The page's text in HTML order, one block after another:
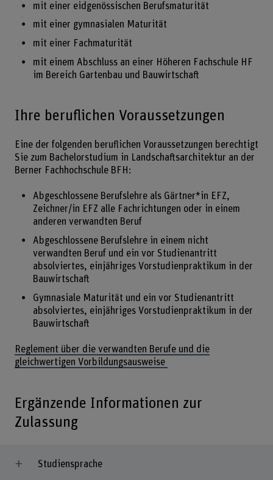
mit einer eidgenössischen Berufsmaturität
mit einer gymnasialen Maturität
mit einer Fachmaturität
mit einem Abschluss an einer Höheren Fachschule HF
im Bereich Gartenbau und Bauwirtschaft
Ihre beruflichen Voraussetzungen
Eine der folgenden beruflichen Voraussetzungen berechtigt
Sie zum Bachelorstudium in Landschaftsarchitektur an der
Berner Fachhochschule BFH:
Abgeschlossene Berufslehre als Gärtner*in EFZ,
Zeichner/in EFZ alle Fachrichtungen oder in einem
anderen verwandten Beruf
Abgeschlossene Berufslehre in einem nicht
verwandten Beruf und ein vor Studienantritt
absolviertes, einjähriges Vorstudienpraktikum in der
Bauwirtschaft
Gymnasiale Maturität und ein vor Studienantritt
absolviertes, einjähriges Vorstudienpraktikum in der
Bauwirtschaft
Reglement über die verwandten Berufe und die
gleichwertigen Vorbildungsausweise
Ergänzende Informationen zur
Zulassung
Studiensprache